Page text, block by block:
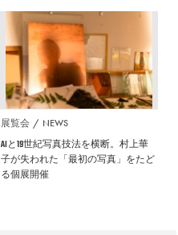
展覧会 NEWS
AIと19世紀写真技法を横断。村上華
子が失われた「最初の写真」をたど
る個展開催